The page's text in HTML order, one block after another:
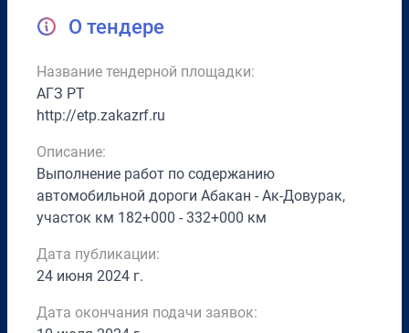
О тендере
Название тендерной площадки:
АГЗ РТ
http://etp.zakazrf.ru
Описание:
Выполнение работ по содержанию
автомобильной дороги Абакан - Ак-Довурак,
участок км 182+000 - 332+000 км
Дата публикации:
24 июня 2024 г.
Дата окончания подачи заявок: